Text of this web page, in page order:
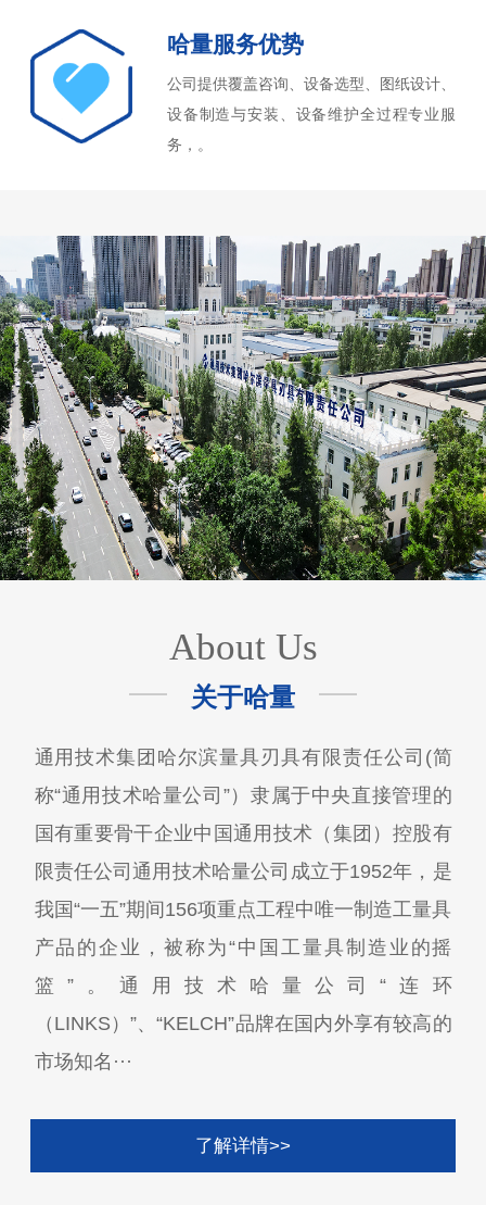
哈量服务优势
公司提供覆盖咨询、设备选型、图纸设计、
设备制造与安装、设备维护全过程专业服
务，。
About Us
关于哈量
通用技术集团哈尔滨量具刃具有限责任公司(简
称“通用技术哈量公司”）隶属于中央直接管理的
国有重要骨干企业中国通用技术（集团）控股有
限责任公司通用技术哈量公司成立于1952年，是
我国“一五”期间156项重点工程中唯一制造工量具
产品的企业，被称为“中国工量具制造业的摇
篮”。通用技术哈量公司“连环
（LINKS）”、“KELCH”品牌在国内外享有较高的
市场知名···
了解详情>>